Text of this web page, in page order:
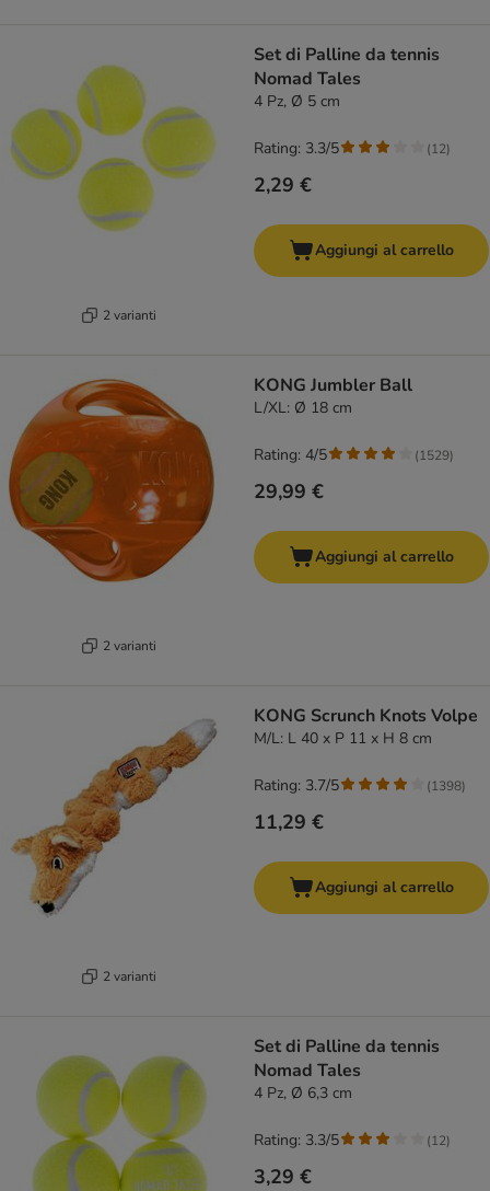
2 varianti
Set di Palline da tennis
Nomad Tales
4 Pz, Ø 5 cm
2,29 €
Rating: 3.3/5 (12)
Aggiungi al carrello
2 varianti
KONG Jumbler Ball
L/XL: Ø 18 cm
29,99 €
Rating: 4/5 (1529)
Aggiungi al carrello
2 varianti
KONG Scrunch Knots Volpe
M/L: L 40 x P 11 x H 8 cm
11,29 €
Rating: 3.7/5 (1398)
Aggiungi al carrello
Set di Palline da tennis
Nomad Tales
4 Pz, Ø 6,3 cm
3,29 €
Rating: 3.3/5 (12)